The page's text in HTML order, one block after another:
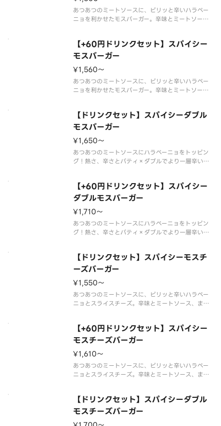
あつあつのミートソースに、ピリッと辛いハラペー
ニョを利かせたモスバーガー。辛味とミートソース
さまなど、辛いものが苦手な方はご注意ください。
※食材の増減量・不使用等のご要望にはお応えいた
【+60円ドリンクセット】スパイシー
モスバーガー
¥1,560〜
あつあつのミートソースに、ピリッと辛いハラペー
ニョを利かせたモスバーガー。辛味とミートソース
さまなど、辛いものが苦手な方はご注意ください。
※スープ用のスプーンが不要なお客様はオプション
【ドリンクセット】スパイシーダブル
モスバーガー
¥1,650〜
あつあつのミートソースにハラペーニョをトッピン
グ！熱さ、辛さとパティ×ダブルでより一層辛い旨
は、期間内に販売を終了する場合がございます。※
食材の増減量・不使用等のご要望
【+60円ドリンクセット】スパイシー
ダブルモスバーガー
¥1,710〜
あつあつのミートソースにハラペーニョをトッピン
グ！熱さ、辛さとパティ×ダブルでより一層辛い旨
は、期間内に販売を終了する場合がございます。※
食材の増減量・不使用等のご要望
【ドリンクセット】スパイシーモスチ
ーズバーガー
¥1,550〜
あつあつのミートソースに、ピリッと辛いハラペー
ニョとスライスチーズ。辛味とミートソース、まろ
さまなど、辛いものが苦手な方はご注意ください。
※食材の増減量・不使用等のご要望に
【+60円ドリンクセット】スパイシー
モスチーズバーガー
¥1,610〜
あつあつのミートソースに、ピリッと辛いハラペー
ニョとスライスチーズ。辛味とミートソース、まろ
さまなど、辛いものが苦手な方はご注意ください。
※スープ用のスプーンが不要なお客様
【ドリンクセット】スパイシーダブル
モスチーズバーガー